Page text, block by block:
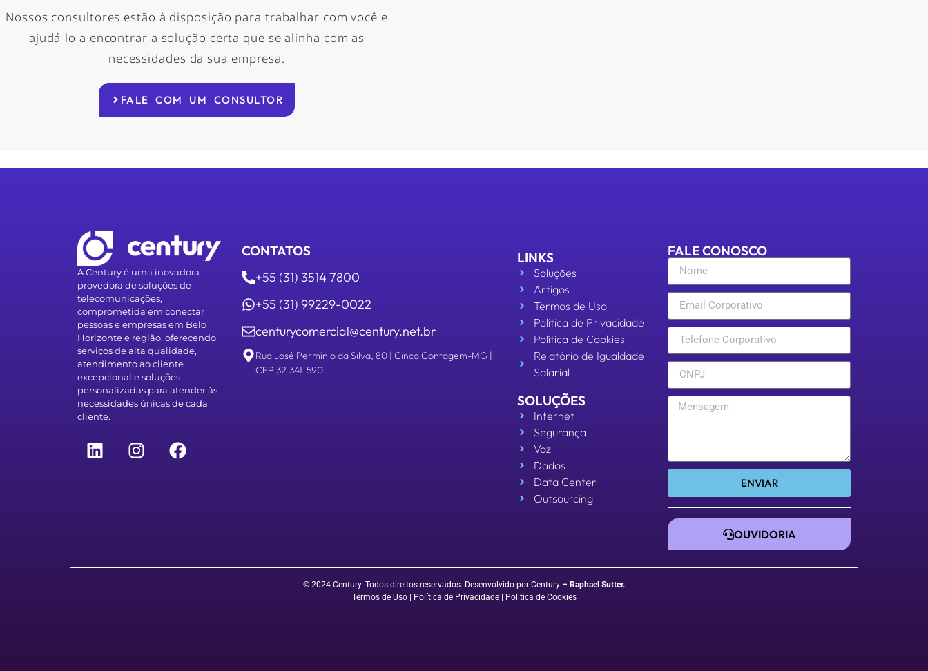
Nossos consultores estão à disposição para trabalhar com você e
ajudá-lo a encontrar a solução certa que se alinha com as
necessidades da sua empresa.
FALE COM UM CONSULTOR
A Century é uma inovadora
provedora de soluções de
telecomunicações,
comprometida em conectar
pessoas e empresas em Belo
Horizonte e região, oferecendo
serviços de alta qualidade,
atendimento ao cliente
excepcional e soluções
personalizadas para atender às
necessidades únicas de cada
cliente.
CONTATOS
+55 (31) 3514 7800
+55 (31) 99229-0022
centurycomercial@century.net.br
Rua José Permínio da Silva, 80 | Cinco Contagem-MG |
CEP 32.341-590
LINKS
Soluções
Artigos
Termos de Uso
Política de Privacidade
Política de Cookies
Relatório de Igualdade
Salarial
SOLUÇÕES
Internet
Segurança
Voz
Dados
Data Center
Outsourcing
FALE CONOSCO
ENVIAR
OUVIDORIA
© 2024 Century. Todos direitos reservados. Desenvolvido por Century – Raphael Sutter.
Termos de Uso | Política de Privacidade| Politica de Cookies